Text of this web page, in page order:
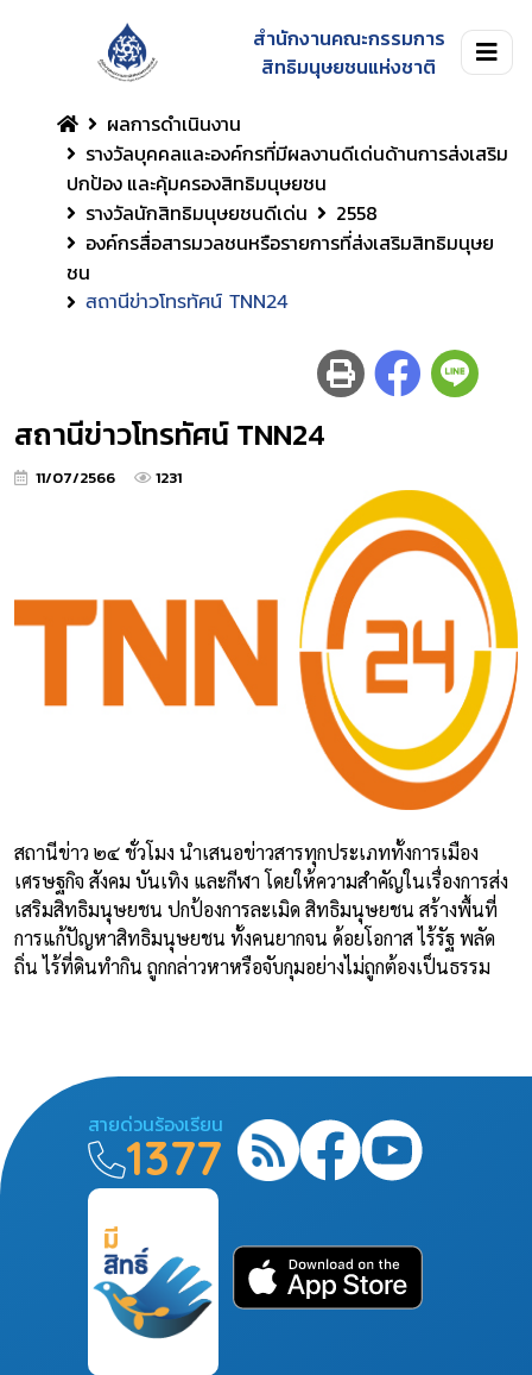
สำนักงานคณะกรรมการ
สิทธิมนุษยชนแห่งชาติ
ผลการดำเนินงาน
รางวัลบุคคลและองค์กรที่มีผลงานดีเด่นด้านการส่งเสริม
ปกป้อง และคุ้มครองสิทธิมนุษยชน
รางวัลนักสิทธิมนุษยชนดีเด่น
2558
องค์กรสื่อสารมวลชนหรือรายการที่ส่งเสริมสิทธิมนุษย
ชน
สถานีข่าวโทรทัศน์ TNN24
สถานีข่าวโทรทัศน์ TNN24
11/07/2566 1231
สถานีข่าว ๒๔ ชั่วโมง นำเสนอข่าวสารทุกประเภททั้งการเมือง
เศรษฐกิจ สังคม บันเทิง และกีฬา โดยให้ความสำคัญในเรื่องการส่ง
เสริมสิทธิมนุษยชน ปกป้องการละเมิด สิทธิมนุษยชน สร้างพื้นที่
การแก้ปัญหาสิทธิมนุษยชน ทั้งคนยากจน ด้อยโอกาส ไร้รัฐ พลัด
ถิ่น ไร้ที่ดินทำกิน ถูกกล่าวหาหรือจับกุมอย่างไม่ถูกต้องเป็นธรรม
สายด่วนร้องเรียน
1377